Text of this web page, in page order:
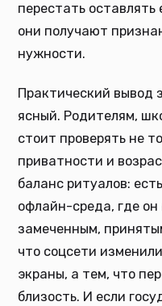
перестать
они получают
нужности.
Практический вывод
ясный. Родителям,
стоит проверять не
приватности и
баланс ритуалов:
офлайн-среда, где
замеченным,
что соцсети
экраны, а тем, что
близость. И если